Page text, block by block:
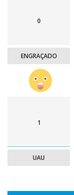
0
ENGRAÇADO
1
UAU